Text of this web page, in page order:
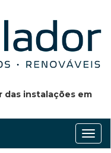
das instalações em